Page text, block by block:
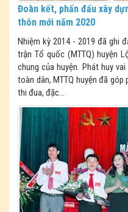
Đoàn kết, phấn đấu xây
thôn mới năm 2020
Nhiệm kỳ 2014 - 2019 đã ghi
trận Tổ quốc (MTTQ) huyện
chung của huyện. Phát huy
toàn dân, MTTQ huyện đã
thi đua, đặc...